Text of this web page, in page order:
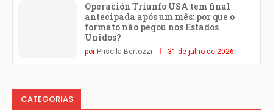
Operación Triunfo USA tem final
antecipada após um mês: por que o
formato não pegou nos Estados
Unidos?
por Priscila Bertozzi 31 de julho de 2026
CATEGORIAS